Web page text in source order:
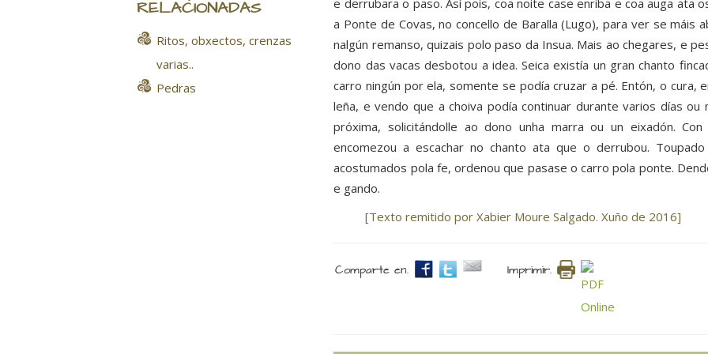
RELACIONADAS
Ritos, obxectos, crenzas
varias..
Pedras
e derrubara o paso. Así pois, coa noite case enriba e coa auga ata
a Ponte de Covas, no concello de Baralla (Lugo), para ver se
nalgún remanso, quizais polo paso da Insua. Mais ao chegares, e
dono das vacas desbotou a idea. Seica existía un gran chanto
carro ningún por ela, somente se podía cruzar a pé. Entón, o cura,
leña, e vendo que a choiva podía continuar durante varios días ou
próxima, solicitándolle ao dono unha marra ou un eixadón.
encomezou a escachar no chanto ata que o derrubou.
acostumados pola fe, ordenou que pasase o carro pola ponte.
e gando.
[Texto remitido por Xabier Moure Salgado. Xuño de 2016]
Comparte en. Imprimir.